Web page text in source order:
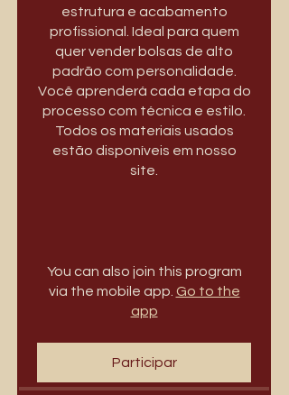
estrutura e acabamento
profissional. Ideal para quem
quer vender bolsas de alto
padrão com personalidade.
Você aprenderá cada etapa do
processo com técnica e estilo.
Todos os materiais usados
estão disponíveis em nosso
site.
You can also join this program
via the mobile app. Go to the
app
Participar